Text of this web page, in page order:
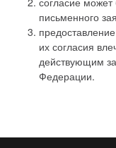
письменного
их согласия
действующим
Федерации.